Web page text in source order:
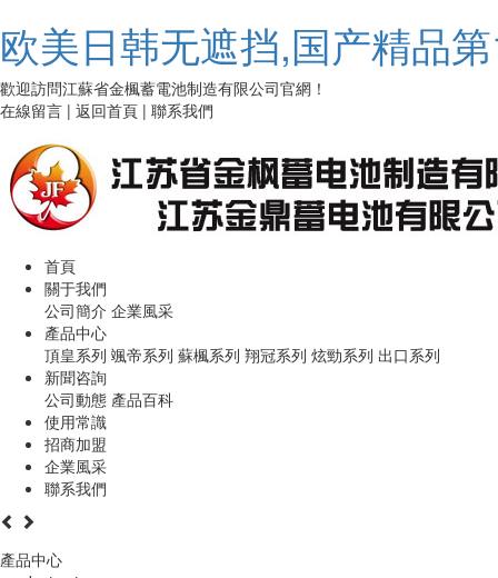
欧美日韩无遮挡,国产精品
歡迎訪問江蘇省金楓蓄電池制造有限公司官網！
在線留言 | 返回首頁 | 聯系我們
首頁
關于我們
公司簡介 企業風采
產品中心
頂皇系列 颯帝系列 蘇楓系列 翔冠系列 炫勁系列 出口系列
新聞咨詢
公司動態 產品百科
使用常識
招商加盟
企業風采
聯系我們
產品中心